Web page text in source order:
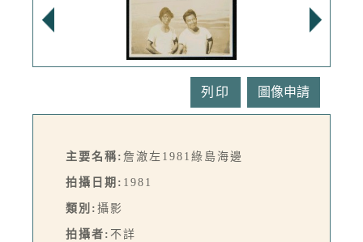
列印
主要名稱: 詹澈左1981綠島海邊
拍攝日期: 1981
類別: 攝影
拍攝者: 不詳